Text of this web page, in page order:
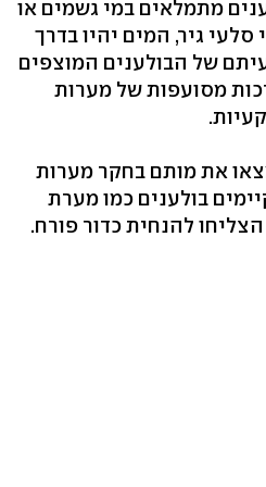
מתמלאים במי גשמים או
סלעי גיר, המים יהיו בדרך
של הבולענים המוצפים
מסועפות של מערות
את מותם בחקר מערות
בולענים כמו מערת
להנחית כדור פורח.